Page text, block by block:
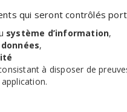
qui seront contrôlés
système d’information,
données,
à disposer de